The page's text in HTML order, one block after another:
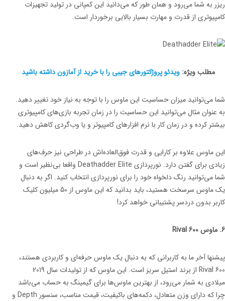
ریزر به شما می‌رود و همان طور که می‌دانید این کمپانی در تولید تجهیزات
کامپیوتری از قدرت و مهارت بسیار بالایی برخوردار است.
مطلب ویژه:ویدئو پروژکتورهای جیبی را با خرید از آمازون داشته باشید
شما می‌توانید میزان حساسیت این ماوس را با توجه به نیاز خود تغییر دهید.
به عنوان مثال می‌توانید این حساسیت را در زمان تجربه بازی‌های کامپیوتری
بیشتر کرده و در زمان کار با نرم افزارهای کامپیوتر و یا وب‌گردی کاهش دهید.
این ماوس علاوه بر کارایی و قدرت فوق‌العاده‌اش در طراحی نیز حرف‌های
زیادی برای گفتن دارد. نورپردازی Deathadder Elite واقعا بی‌نظیر است و
شما می‌توانید رنگ دلخواه خود را برای نورپردازی انتخاب کنید. اگر به دنبال
یک ماوس سرسخت هستید، باید بدانید که این ماوس از 50 میلیون کلیک
کاربر بدون دردسر پشتیبانی خواهد کرد!
6. ماوس Rival 600
پیشنها آخر ما به کاربرانی که به دنبال یک ماوس حرفه‌ای و کاربردی هستند،
Rival 600 از برند استیل سریز است. این ماوس که از تولیدات سال 2019
میلادی به شمار می‌رود، از بهترین ماوس‌ها برای گیمینگ به حساب می‌باشد
چرا که دارای وزن متعادل، دکمه‌های باکیفیت، قیمت مناسب، سنسور Depth و